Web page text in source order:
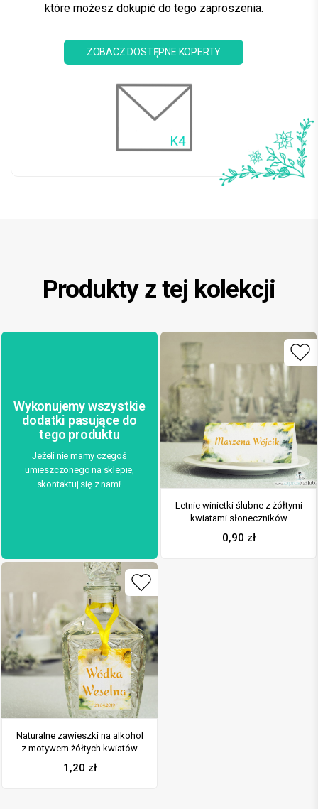
które możesz dokupić do tego zaproszenia.
ZOBACZ DOSTĘPNE KOPERTY
Produkty z tej kolekcji
Wykonujemy wszystkie
dodatki pasujące do
tego produktu
Jeżeli nie mamy czegoś
umieszczonego na sklepie,
skontaktuj się z nami!
Letnie winietki ślubne z żółtymi
kwiatami słoneczników
0,90 zł
Naturalne zawieszki na alkohol
z motywem żółtych kwiatów
słonecznika oraz z żółtą
wstążką
1,20 zł